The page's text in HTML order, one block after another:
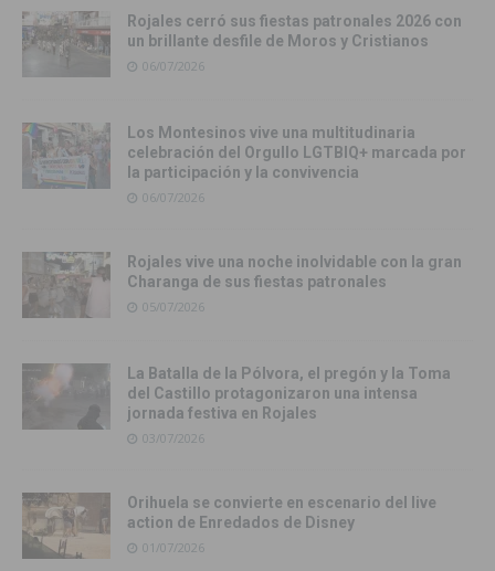
Rojales cerró sus fiestas patronales 2026 con
un brillante desfile de Moros y Cristianos
06/07/2026
Los Montesinos vive una multitudinaria
celebración del Orgullo LGTBIQ+ marcada por
la participación y la convivencia
06/07/2026
Rojales vive una noche inolvidable con la gran
Charanga de sus fiestas patronales
05/07/2026
La Batalla de la Pólvora, el pregón y la Toma
del Castillo protagonizaron una intensa
jornada festiva en Rojales
03/07/2026
Orihuela se convierte en escenario del live
action de Enredados de Disney
01/07/2026